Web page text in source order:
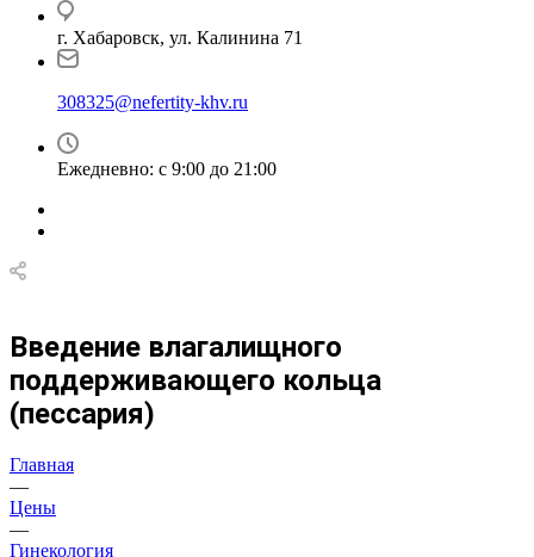
г. Хабаровск, ул. Калинина 71
308325@nefertity-khv.ru
Ежедневно: с 9:00 до 21:00
Введение влагалищного
поддерживающего кольца
(пессария)
Главная
—
Цены
—
Гинекология